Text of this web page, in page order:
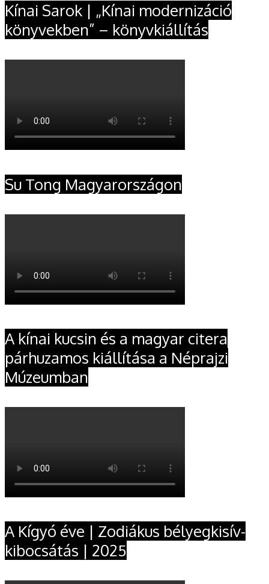
Kínai Sarok | „Kínai modernizáció
könyvekben” – könyvkiállítás
Su Tong Magyarországon
A kínai kucsin és a magyar citera
párhuzamos kiállítása a Néprajzi
Múzeumban
A Kígyó éve | Zodiákus bélyegkisív-
kibocsátás | 2025